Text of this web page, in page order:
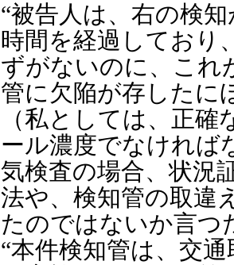
“被告人は、右の検
時間を経過しており
ずがないのに、これ
管に欠陥が存したに
（私としては、正
ール濃度でなければ
気検査の場合、状況
法や、検知管の取違
たのではないか言つ
“本件検知管は、交